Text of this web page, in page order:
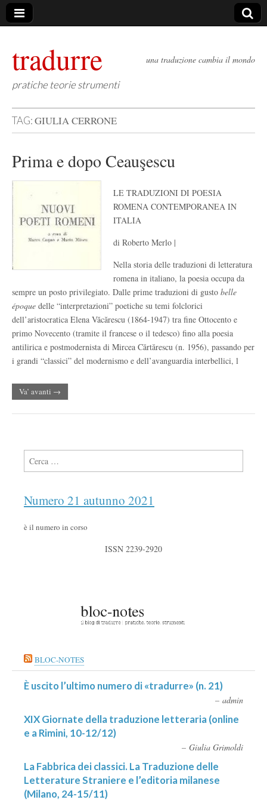
tradurre
pratiche teorie strumenti
una traduzione cambia il mondo
TAG:GIULIA CERRONE
Prima e dopo Ceauşescu
LE TRADUZIONI DI POESIA
ROMENA CONTEMPORANEA IN
ITALIA
di Roberto Merlo |
Nella storia delle traduzioni di letteratura
romena in italiano, la poesia occupa da
sempre un posto privilegiato. Dalle prime traduzioni di gusto belle
époque delle “interpretazioni” poetiche su temi folclorici
dell’aristocratica Elena Văcărescu (1864-1947) tra fine Ottocento e
primo Novecento (tramite il francese o il tedesco) fino alla poesia
antilirica e postmodernista di Mircea Cărtărescu (n. 1956), passando per
i grandi “classici” del modernismo e dell’avanguardia interbellici, l
Va’ avanti →
Ricerca per:
Numero 21 autunno 2021
è il numero in corso
ISSN 2239-2920
BLOC-NOTES
È uscito l’ultimo numero di «tradurre» (n. 21)
admin
XIX Giornate della traduzione letteraria (online
e a Rimini, 10-12/12)
Giulia Grimoldi
La Fabbrica dei classici. La Traduzione delle
Letterature Straniere e l’editoria milanese
(Milano, 24-15/11)